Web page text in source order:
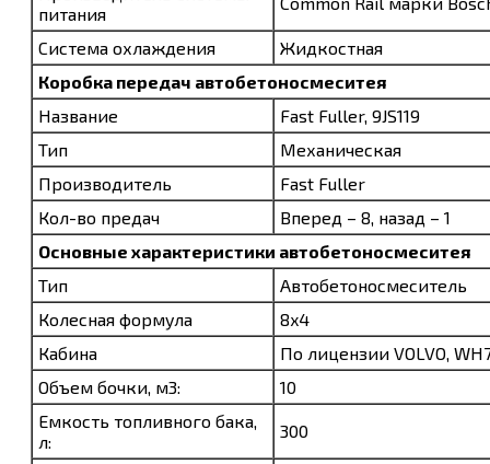
питания
Система охлаждения
Жидкостная
Коробка передач автобетоносмеситея
Название
Fast Fuller, 9JS119
Тип
Механическая
Производитель
Fast Fuller
Кол-во предач
Вперед – 8, назад – 1
Основные характеристики автобетоносмеситея
Тип
Автобетоносмеситель
Колесная формула
8x4
Кабина
По лицензии VOLVO,
Объем бочки, м3:
10
Емкость топливного бака,
л:
300